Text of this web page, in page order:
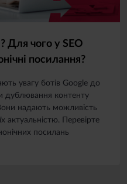
Для чого у SEO
посилання?
увагу ботів Google до
дублювання контенту
Вони надають можливість
актуальністю. Перевірте
посилань